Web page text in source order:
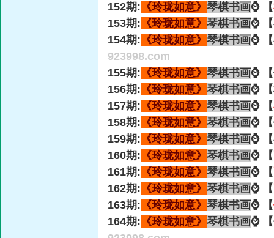
152期: 《玲珑如意》 琴棋书画⌚ 【
153期: 《玲珑如意》 琴棋书画⌚
154期: 《玲珑如意》 琴棋书画⌚
923998.com
155期: 《玲珑如意》 琴棋书画⌚
156期: 《玲珑如意》 琴棋书画⌚
157期: 《玲珑如意》 琴棋书画⌚ 【
158期: 《玲珑如意》 琴棋书画⌚
159期: 《玲珑如意》 琴棋书画⌚
160期: 《玲珑如意》 琴棋书画⌚
161期: 《玲珑如意》 琴棋书画⌚ 【
162期: 《玲珑如意》 琴棋书画⌚ 【
163期: 《玲珑如意》 琴棋书画⌚ 【
164期: 《玲珑如意》 琴棋书画⌚